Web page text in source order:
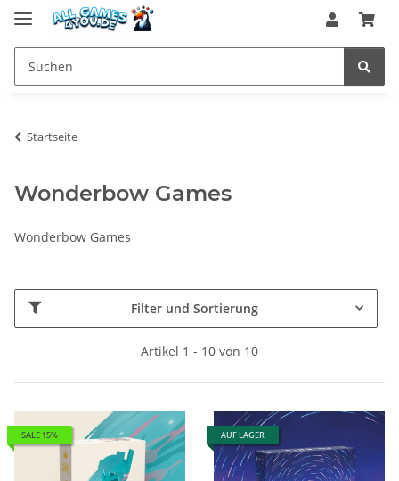
Startseite
Wonderbow Games
Wonderbow Games
Filter und Sortierung
Artikel 1 - 10 von 10
SALE 15% AUF LAGER